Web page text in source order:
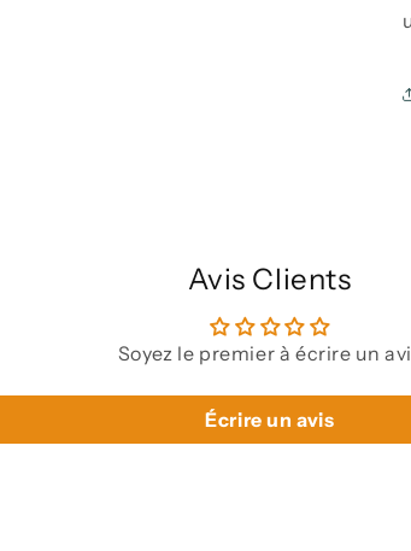
Avis Clients
Soyez le premier à écrire un
Écrire un avis